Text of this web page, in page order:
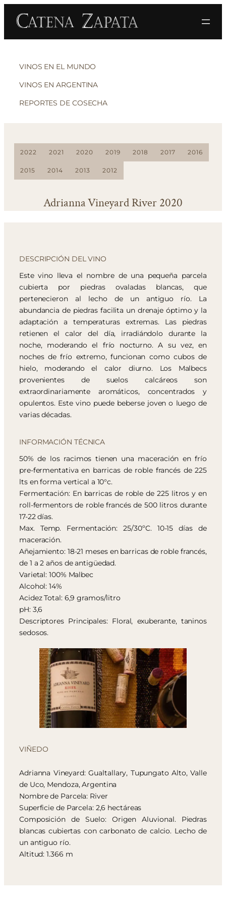
VINOS EN EL MUNDO
VINOS EN ARGENTINA
REPORTES DE COSECHA
2022 2021 2020 2019 2018 2017 2016
2015 2014 2013 2012
Adrianna Vineyard River 2020
DESCRIPCIÓN DEL VINO
Este vino lleva el nombre de una pequeña parcela
cubierta por piedras ovaladas blancas, que
pertenecieron al lecho de un antiguo río. La
abundancia de piedras facilita un drenaje óptimo y la
adaptación a temperaturas extremas. Las piedras
retienen el calor del día, irradiándolo durante la
noche, moderando el frío nocturno. A su vez, en
noches de frío extremo, funcionan como cubos de
hielo, moderando el calor diurno. Los Malbecs
provenientes de suelos calcáreos son
extraordinariamente aromáticos, concentrados y
opulentos. Este vino puede beberse joven o luego de
varias décadas.
INFORMACIÓN TÉCNICA
50% de los racimos tienen una maceración en frío
pre-fermentativa en barricas de roble francés de 225
lts en forma vertical a 10°c.
Fermentación: En barricas de roble de 225 litros y en
roll-fermentors de roble francés de 500 litros durante
17-22 días.
Max. Temp. Fermentación: 25/30ºC. 10-15 días de
maceración.
Añejamiento: 18-21 meses en barricas de roble francés,
de 1 a 2 años de antigüedad.
Varietal: 100% Malbec
Alcohol: 14%
Acidez Total: 6,9 gramos/litro
pH: 3,6
Descriptores Principales: Floral, exuberante, taninos
sedosos.
VIÑEDO
Adrianna Vineyard: Gualtallary, Tupungato Alto, Valle
de Uco, Mendoza, Argentina
Nombre de Parcela: River
Superficie de Parcela: 2,6 hectáreas
Composición de Suelo: Origen Aluvional. Piedras
blancas cubiertas con carbonato de calcio. Lecho de
un antiguo río.
Altitud: 1.366 m